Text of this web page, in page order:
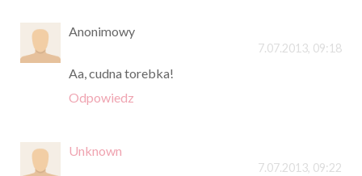
Anonimowy
7.07.2013, 09:18
Aa, cudna torebka!
Odpowiedz
Unknown
7.07.2013, 09:22